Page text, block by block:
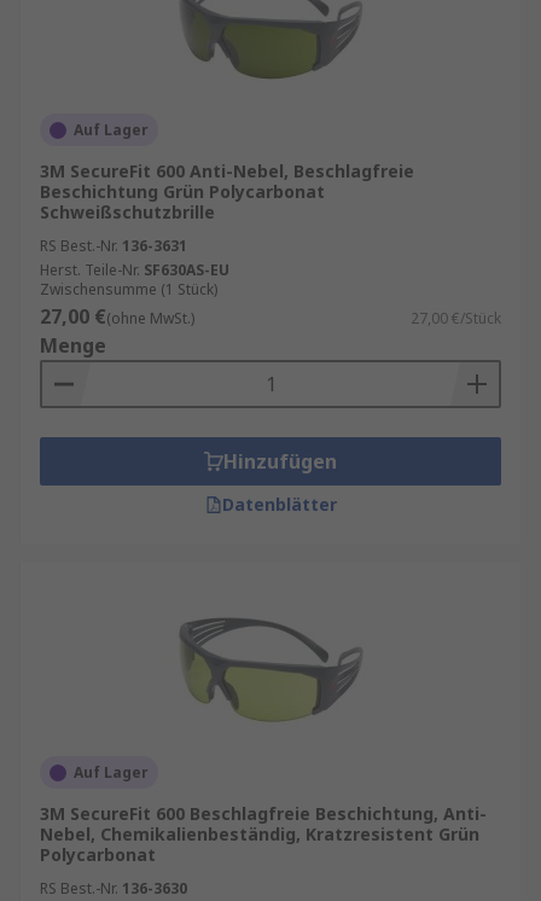
Auf Lager
3M SecureFit 600 Anti-Nebel, Beschlagfreie
Beschichtung Grün Polycarbonat
Schweißschutzbrille
RS Best.-Nr. 136-3631
Herst. Teile-Nr. SF630AS-EU
Zwischensumme (1 Stück)
27,00 €(ohne MwSt.) 27,00 €/Stück
Menge
Hinzufügen
Datenblätter
Auf Lager
3M SecureFit 600 Beschlagfreie Beschichtung, Anti-
Nebel, Chemikalienbeständig, Kratzresistent Grün
Polycarbonat
RS Best.-Nr. 136-3630